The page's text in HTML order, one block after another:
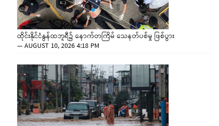
ထိုင်းနိုင်ငံနွန်ထဘူရီ၌ နောက်တကြိမ် သေနတ်ပစ်မှု ဖြစ်ပွား
—AUGUST 10, 2026 4:18 PM